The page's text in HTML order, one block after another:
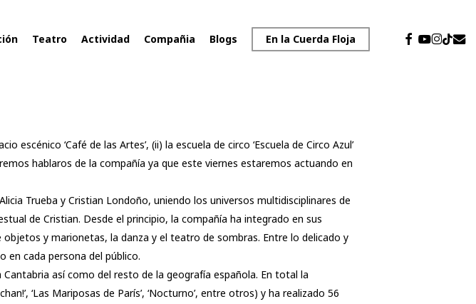
Teatro Actividad Compañia Blogs En la Cuerda Floja facebook
youtube
tiktok
escénico ‘Café de las Artes’, (ii) la escuela de circo ‘Escuela de Circo Azul’
hablaros de la compañía ya que este viernes estaremos actuando en
Trueba y Cristian Londoño, uniendo los universos multidisciplinares de
de Cristian. Desde el principio, la compañía ha integrado en sus
y marionetas, la danza y el teatro de sombras. Entre lo delicado y
en cada persona del público.
así como del resto de la geografía española. En total la
‘Las Mariposas de París’, ‘Nocturno’, entre otros) y ha realizado 56